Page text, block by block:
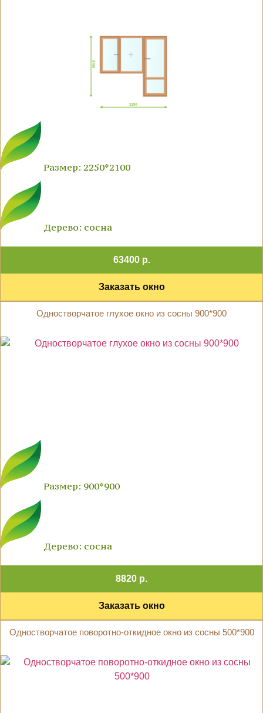
Размер: 2250*2100
Дерево: сосна
63400 р.
Заказать окно
Одностворчатое глухое окно из сосны 900*900
Размер: 900*900
Дерево: сосна
8820 р.
Заказать окно
Одностворчатое поворотно-откидное окно из сосны 500*900